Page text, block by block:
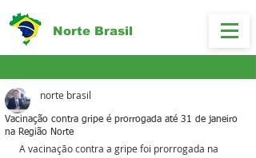
Norte Brasil
Vacinação contra gripe é prorrogada até 31 de janeiro
na Região Norte
norte brasil
A vacinação contra a gripe foi prorrogada na